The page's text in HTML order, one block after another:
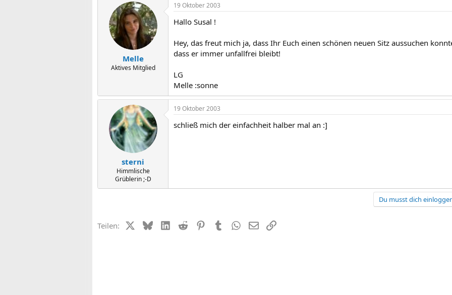
Melle
Aktives Mitglied
19 Oktober 2003
Hallo Susal !
Hey, das freut mich ja, dass Ihr Euch einen schönen neuen Sitz aussuchen
dass er immer unfallfrei bleibt!
LG
Melle :sonne
sterni
Himmlische
Grüblerin ;-D
19 Oktober 2003
schließ mich der einfachheit halber mal an :]
Du musst dich
Teilen: X (Twitter)
BlueskyLinkedIn
Reddit PinterestTumblrWhatsApp
E-MailLink